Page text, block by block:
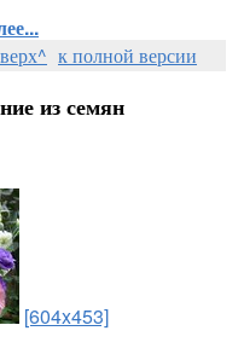
к полной версии
из семян
[604x453]